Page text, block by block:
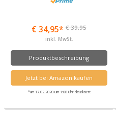
€ 34,95* € 39,95
inkl. MwSt.
Produktbeschreibung
Jetzt bei Amazon kaufen
*am 17.02.2020 um 1:08 Uhr aktualisiert